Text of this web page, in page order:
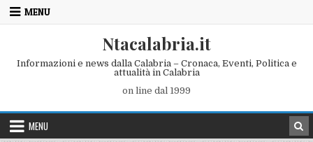
Skip to content
MENU
Ntacalabria.it
Informazioni e news dalla Calabria – Cronaca, Eventi, Politica e
attualità in Calabria
on line dal 1999
MENU